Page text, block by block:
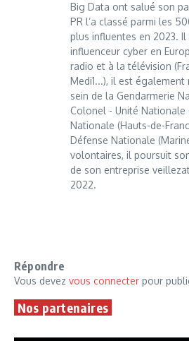
Big Data ont salué son
PR l’a classé parmi les
plus influentes en 2023. Il
influenceur cyber en
radio et à la télévision
Medi1...), il est
sein de la Gendarmerie
Colonel - Unité Nationale
Nationale (Hauts-de-
Défense Nationale
volontaires, il poursuit
de son entreprise
2022.
Répondre
Vous devez vous connecter pour
Nos partenaires